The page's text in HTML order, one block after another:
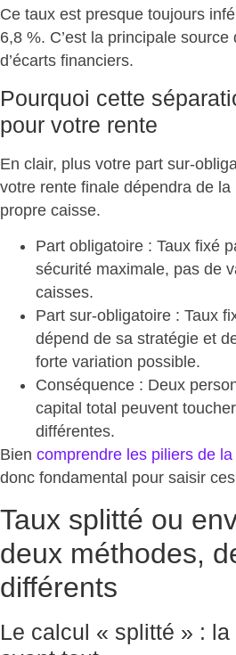
Ce taux est presque toujours
6,8 %. C’est la principale source
d’écarts financiers.
Pourquoi cette
pour votre rente
En clair, plus votre part sur-
votre rente finale dépendra de
propre caisse.
Part obligatoire : Taux fixé
sécurité maximale, pas de
caisses.
Part sur-obligatoire : Taux
dépend de sa stratégie et
forte variation possible.
Conséquence : Deux
capital total peuvent
différentes.
Bien comprendre les piliers de
donc fondamental pour saisir
Taux splitté ou
deux méthodes,
différents
Le calcul « splitté » :